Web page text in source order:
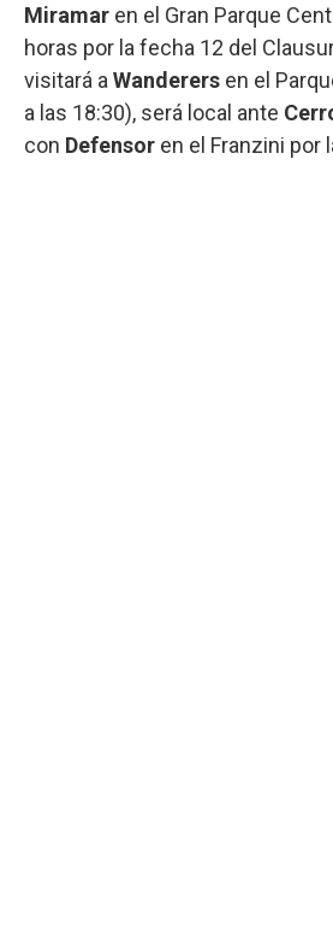
Miramar en el Gran Parque
horas por la fecha 12 del
visitará a Wanderers en el
a las 18:30), será local ante
con Defensor en el Franzini por